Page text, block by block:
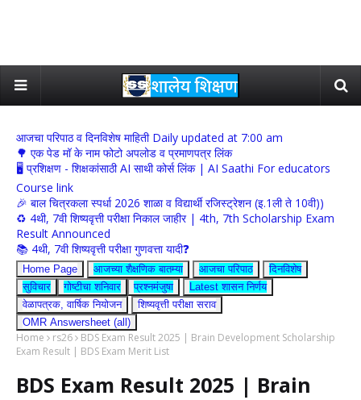
आजचा परिपाठ व दिनविशेष माहिती Daily updated at 7:00 am
🌳 एक पेड मॉ के नाम फोटो अपलोड व प्रमाणपत्र लिंक
🖥 प्रशिक्षण - शिक्षकांसाठी AI साथी कोर्स लिंक | AI Saathi For educators
Course link
🎉 बाल चित्रकला स्पर्धा 2026 शाळा व विद्यार्थी रजिस्ट्रेशन (इ.1ली ते 10वी))
♻️ 4थी, 7वी शिष्यवृत्ती परीक्षा निकाल जाहीर | 4th, 7th Scholarship Exam
Result Announced
📚 4थी, 7वी शिष्यवृत्ती परीक्षा गुणवत्ता यादी❓
Home Page आजच्या शैक्षणिक बातम्या आजचा परिपाठ
दिनविशेष
सुविचार
गोष्टीचा शनिवार प्रश्नमंजुषा
Latest शासन निर्णय
वेळापत्रक, वार्षिक नियोजन
शिष्यवृत्ती परीक्षा सराव
OMR Answersheet (all)
Home rs26
BDS Exam Result 2025 | Brain Development Scholarship
Exam Result | BDS Exam Merit List
BDS Exam Result 2025 | Brain